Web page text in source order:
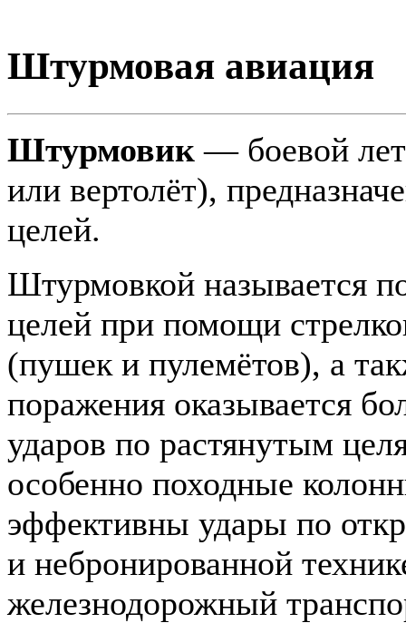
Штурмовая авиация
Штурмовик — боевой
или вертолёт),
целей.
Штурмовкой называется
целей при помощи
(пушек и пулемётов), а
поражения оказывается
ударов по растянутым
особенно походные
эффективны удары по
и небронированной
железнодорожный